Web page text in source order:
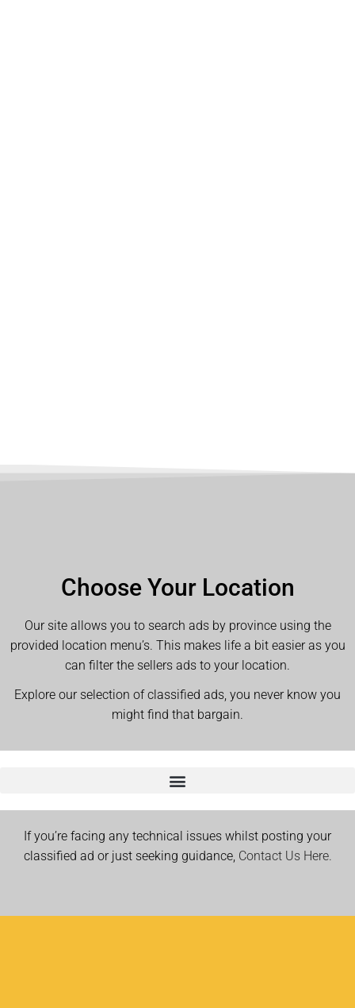
Choose Your Location
Our site allows you to search ads by province using the
provided location menu’s. This makes life a bit easier as you
can filter the sellers ads to your location.
Explore our selection of classified ads, you never know you
might find that bargain.
If you’re facing any technical issues whilst posting your
classified ad or just seeking guidance, Contact Us Here.